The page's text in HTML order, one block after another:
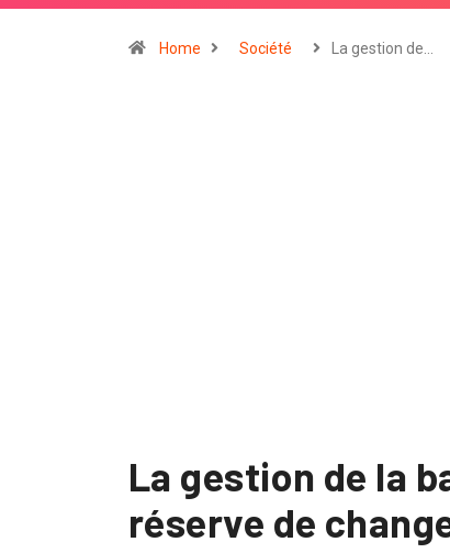
Home Société La gestion de…
La gestion de la
réserve de